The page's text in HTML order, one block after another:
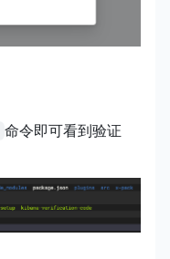
命令即可看到验证